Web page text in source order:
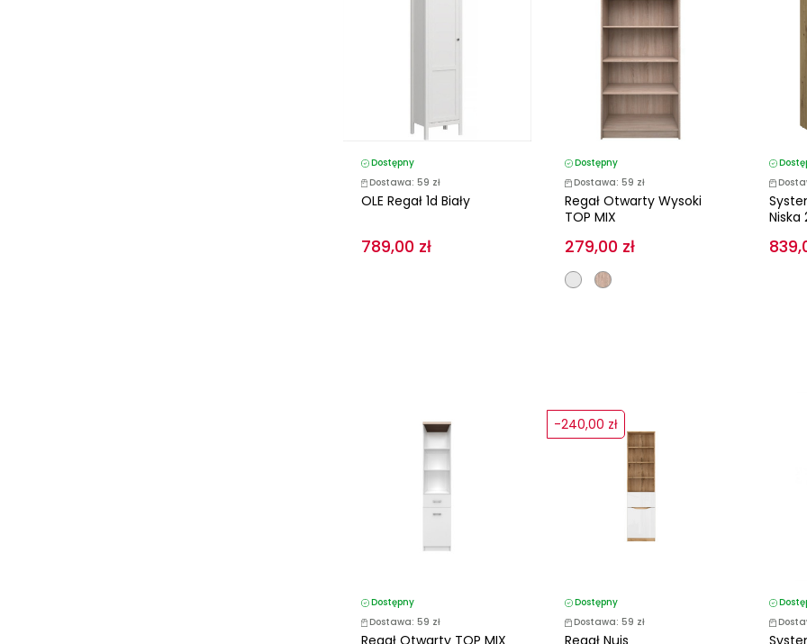
Dostępny
Dostawa: 59 zł
OLE Regał 1d Biały
789,00 zł
Dostępny
Dostawa: 59 zł
Regał Otwarty Wysoki
TOP MIX
279,00 zł
Niska
Dostępny
Dostawa: 59 zł
Dostępny
Dostawa: 59 zł
-240,00 zł